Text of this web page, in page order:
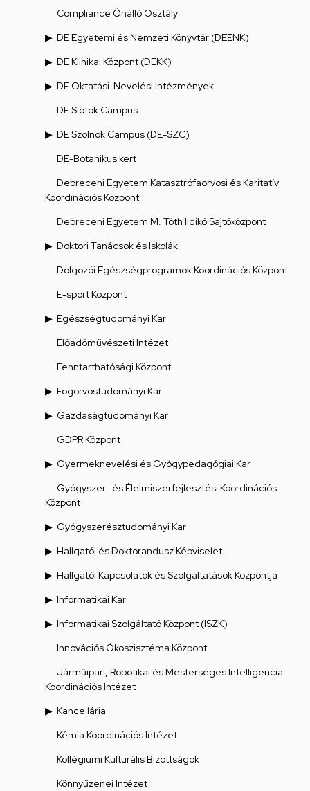
Compliance Önálló Osztály
DE Egyetemi és Nemzeti Könyvtár (DEENK)
DE Klinikai Központ (DEKK)
DE Oktatási-Nevelési Intézmények
DE Siófok Campus
DE Szolnok Campus (DE-SZC)
DE-Botanikus kert
Debreceni Egyetem Katasztrófaorvosi és Karitatív
Koordinációs Központ
Debreceni Egyetem M. Tóth Ildikó Sajtóközpont
Doktori Tanácsok és Iskolák
Dolgozói Egészségprogramok Koordinációs Központ
E-sport Központ
Egészségtudományi Kar
Előadóművészeti Intézet
Fenntarthatósági Központ
Fogorvostudományi Kar
Gazdaságtudományi Kar
GDPR Központ
Gyermeknevelési és Gyógypedagógiai Kar
Gyógyszer- és Élelmiszerfejlesztési Koordinációs
Központ
Gyógyszerésztudományi Kar
Hallgatói és Doktorandusz Képviselet
Hallgatói Kapcsolatok és Szolgáltatások Központja
Informatikai Kar
Informatikai Szolgáltató Központ (ISZK)
Innovációs Ökoszisztéma Központ
Járműipari, Robotikai és Mesterséges Intelligencia
Koordinációs Intézet
Kancellária
Kémia Koordinációs Intézet
Kollégiumi Kulturális Bizottságok
Könnyűzenei Intézet